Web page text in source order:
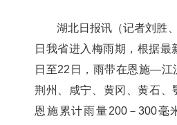
湖北日报讯（记者刘胜
日我省进入梅雨期，根据最
日至22日，雨带在恩施—江
荆州、咸宁、黄冈、黄石、
恩施累计雨量200－300毫